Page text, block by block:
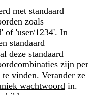
met standaard
zoals
of 'user/1234'. In
standaard
deze standaard
zijn per
vinden. Verander ze
wachtwoord in.